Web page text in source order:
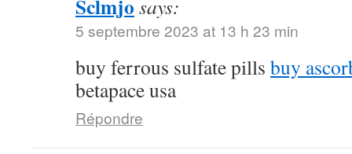
Sclmjo says:
5 septembre 2023 at 13 h 23 min
buy ferrous sulfate pills buy
betapace usa
Répondre